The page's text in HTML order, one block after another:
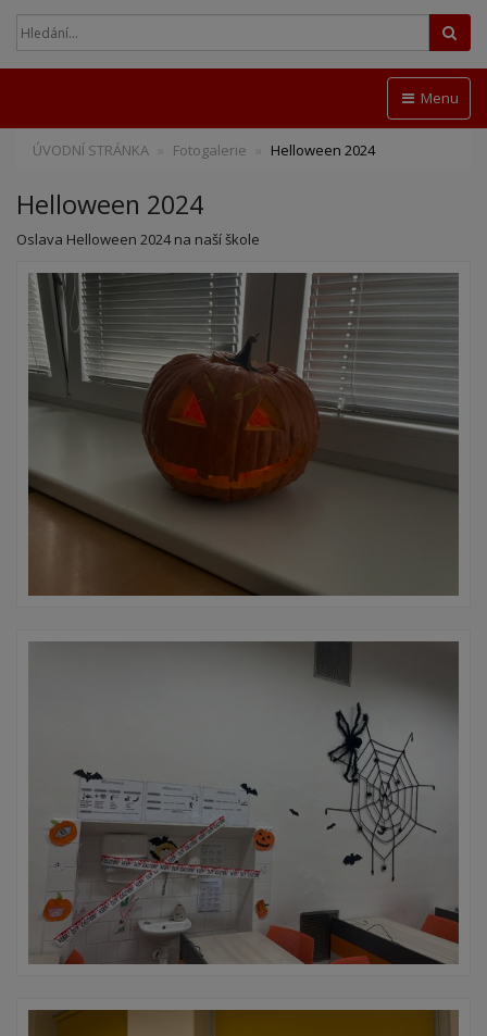
Menu
ÚVODNÍ STRÁNKA Fotogalerie Helloween 2024
Helloween 2024
Oslava Helloween 2024 na naší škole